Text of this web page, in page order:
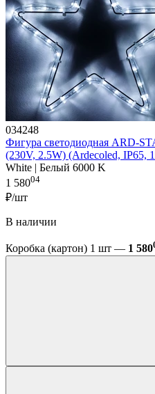
034248
Фигура cветодиодная ARD-
(230V, 2.5W) (Ardecoled, IP65,
White | Белый 6000 K
1 58004
₽/шт
В наличии
Коробка (картон) 1 шт — 1 580